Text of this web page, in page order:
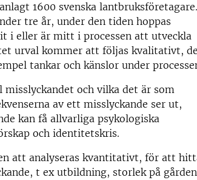
1600 svenska
tre år, under den tiden hoppas
i eller är mitt i processen att utveckla
urval kommer att följas kvalitativt,
tankar och känslor under
och vilka det är som
av ett misslyckande ser ut,
kan få allvarliga psykologiska
och identitetskris.
att analyseras kvantitativt, för att
t ex utbildning, storlek på